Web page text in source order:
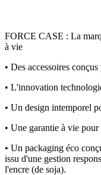
FORCE CASE : La
à vie
• Des accessoires
• L'innovation
• Un design intemporel
• Une garantie à vie
• Un packaging éco
issu d'une gestion
l'encre (de soja).